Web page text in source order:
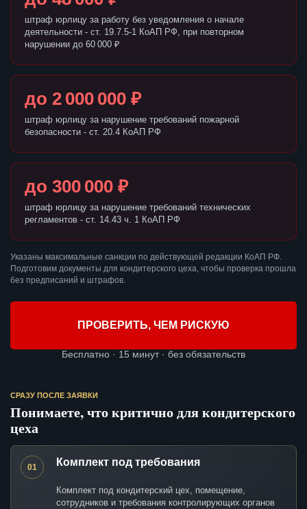
штраф юрлицу за работу без уведомления о начале
деятельности - ст. 19.7.5-1 КоАП РФ, при повторном
нарушении до 60 000 ₽
до 2 000 000 ₽
штраф юрлицу за нарушение требований пожарной
безопасности - ст. 20.4 КоАП РФ
до 300 000 ₽
штраф юрлицу за нарушение требований технических
регламентов - ст. 14.43 ч. 1 КоАП РФ
Указаны максимальные санкции по действующей редакции КоАП РФ.
Подготовим документы для кондитерского цеха, чтобы проверка прошла
без предписаний и штрафов.
ПРОВЕРИТЬ, ЧЕМ РИСКУЮ
Бесплатно · 15 минут · без обязательств
СРАЗУ ПОСЛЕ ЗАЯВКИ
Понимаете, что критично для кондитерского
цеха
01 Комплект под требования
Комплект под кондитерский цех, помещение,
сотрудников и требования контролирующих органов